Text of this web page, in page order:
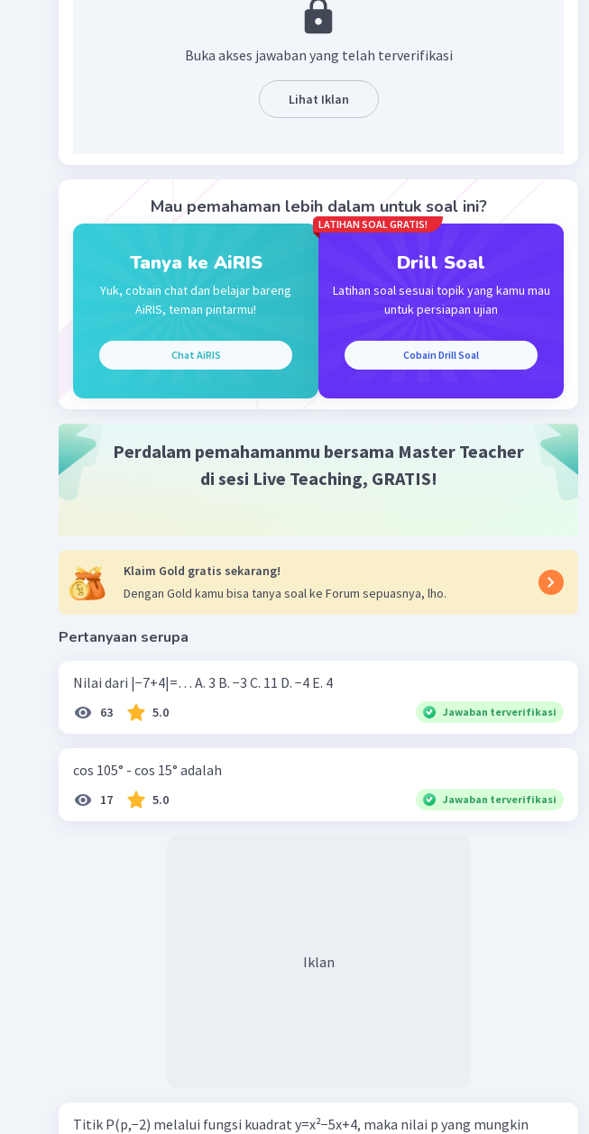
90.000 / 3600 = 25 m/s
Buka akses jawaban yang telah terverifikasi
Lihat Iklan
Mau pemahaman lebih dalam untuk soal ini?
Tanya ke AiRIS
Yuk, cobain chat dan belajar bareng
AiRIS, teman pintarmu!
Chat AiRIS
LATIHAN SOAL GRATIS!
Drill Soal
Latihan soal sesuai topik yang kamu mau
untuk persiapan ujian
Cobain Drill Soal
Perdalam pemahamanmu bersama Master Teacher
di sesi Live Teaching, GRATIS!
Klaim Gold gratis sekarang!
Dengan Gold kamu bisa tanya soal ke Forum sepuasnya, lho.
Pertanyaan serupa
Nilai dari |−7+4|=… A. 3 B. −3 C. 11 D. −4 E. 4
63 5.0 Jawaban terverifikasi
cos 105° - cos 15° adalah
17 5.0 Jawaban terverifikasi
Iklan
Titik P(p,−2) melalui fungsi kuadrat y=x²−5x+4, maka nilai p yang mungkin